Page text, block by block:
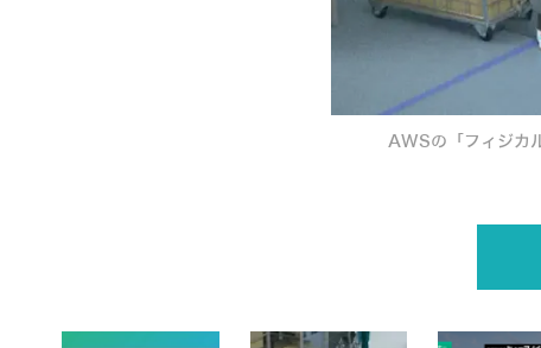
AWSの「フィジカ